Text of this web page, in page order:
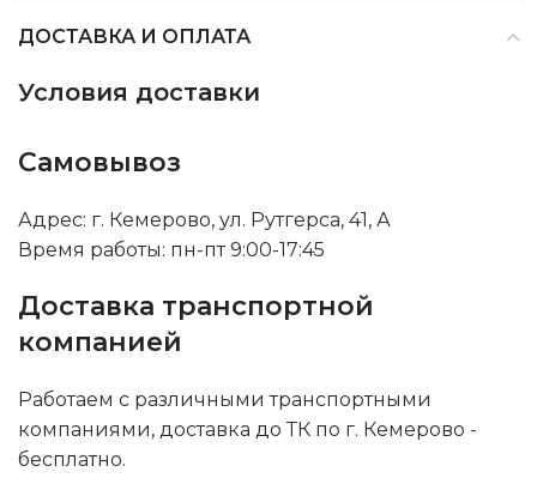
ДОСТАВКА И ОПЛАТА
Условия доставки
Самовывоз
Адрес: г. Кемерово, ул. Рутгерса, 41, А
Время работы: пн-пт 9:00-17:45
Доставка транспортной
компанией
Работаем с различными транспортными
компаниями, доставка до ТК по г. Кемерово -
бесплатно.